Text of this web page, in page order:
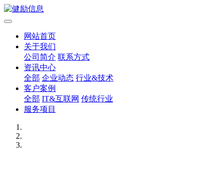
网站首页
关于我们
公司简介 联系方式
资讯中心
全部 企业动态 行业&技术
客户案例
全部 IT&互联网 传统行业
服务项目